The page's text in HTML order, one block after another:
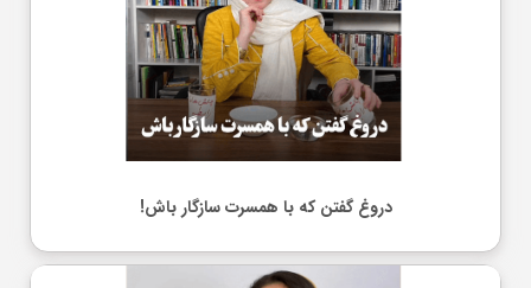
دروغ گفتن که با همسرت سازگار باش!